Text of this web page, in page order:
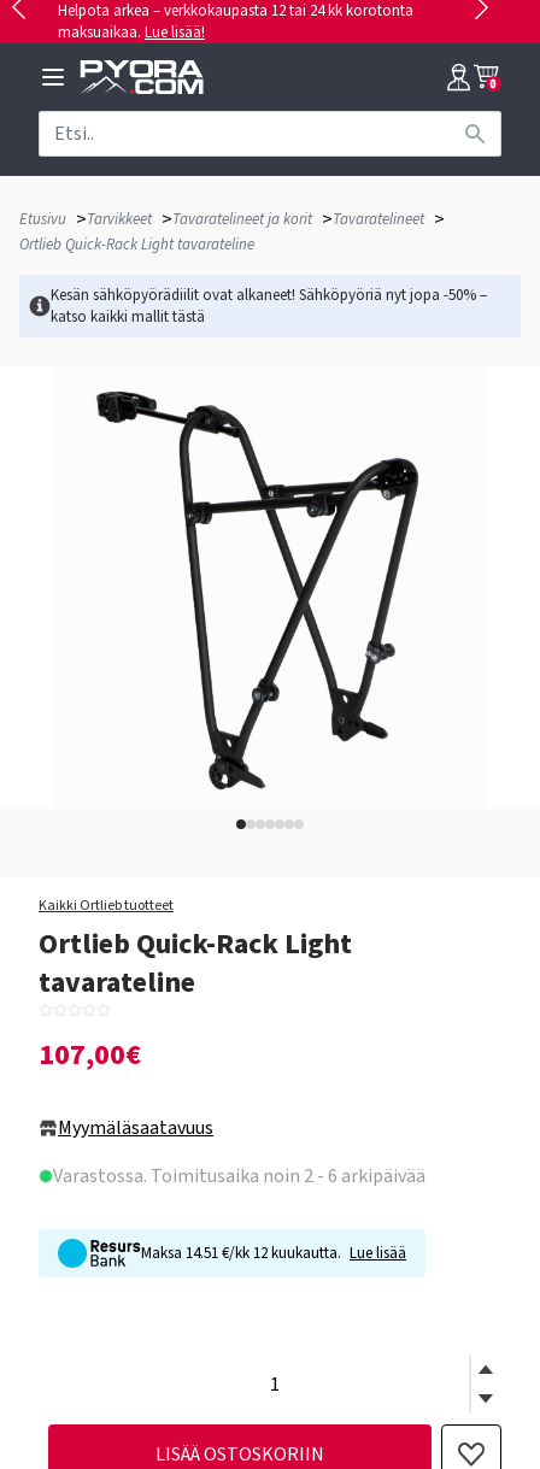
Helpota arkea – verkkokaupasta 12 tai 24 kk korotonta
maksuaikaa. Lue lisää!
0
Etusivu >Tarvikkeet >Tavaratelineet ja korit >Tavaratelineet >
Ortlieb Quick-Rack Light tavarateline
Kesän sähköpyörädiilit ovat alkaneet! Sähköpyöriä nyt jopa -50% –
katso kaikki mallittästä
Kaikki Ortlieb tuotteet
Ortlieb Quick-Rack Light
tavarateline
107,00€
Myymäläsaatavuus
Varastossa. Toimitusaika noin 2 - 6 arkipäivää
Maksa 14.51 €/kk 12 kuukautta. Lue lisää
LISÄÄ OSTOSKORIIN